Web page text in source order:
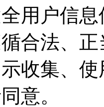
全用户信
合法、
收集、
意。